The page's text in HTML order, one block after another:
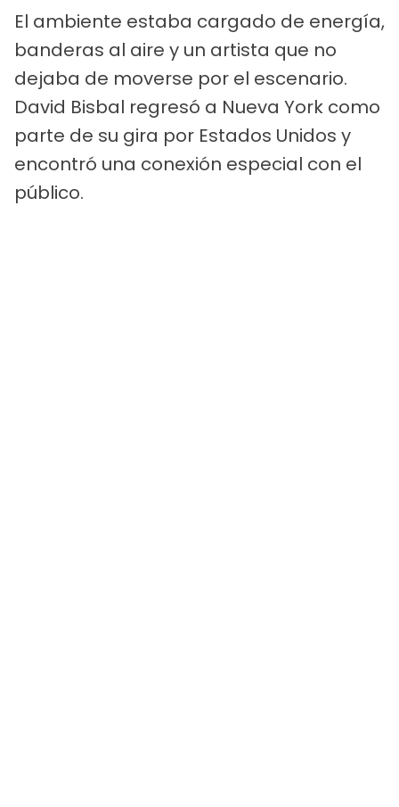
El ambiente estaba cargado de energía,
banderas al aire y un artista que no
dejaba de moverse por el escenario.
David Bisbal regresó a Nueva York como
parte de su gira por Estados Unidos y
encontró una conexión especial con el
público.